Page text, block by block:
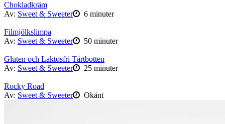
Chokladkräm
Av: Sweet & Sweeter 6 minuter
Filmjölkslimpa
Av: Sweet & Sweeter 50 minuter
Gluten och Laktosfri Tårtbotten
Av: Sweet & Sweeter 25 minuter
Rocky Road
Av: Sweet & Sweeter Okänt